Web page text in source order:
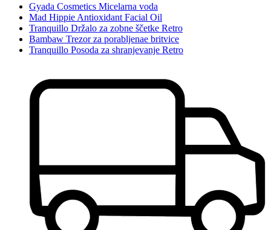
Gyada Cosmetics Micelarna voda
Mad Hippie Antioxidant Facial Oil
Tranquillo Držalo za zobne ščetke Retro
Bambaw Trezor za porabljenae britvice
Tranquillo Posoda za shranjevanje Retro